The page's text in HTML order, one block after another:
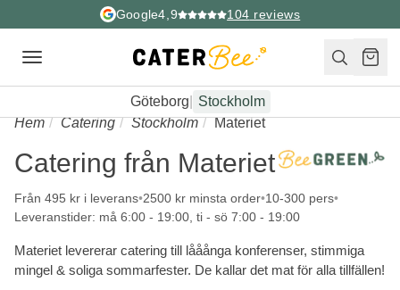
Google4,9 104 reviews
Toggle
Göteborg
Stockholm
Hem
Catering Stockholm Materiet
Catering från Materiet
Från 495 kr i leverans 2500 kr minsta order 10-300 pers
Leveranstider: må 6:00 - 19:00, ti - sö 7:00 - 19:00
Materiet levererar catering till lååånga konferenser, stimmiga
mingel & soliga sommarfester. De kallar det mat för alla tillfällen!